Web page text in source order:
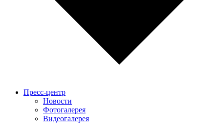
Пресс-центр
Новости
Фотогалерея
Видеогалерея